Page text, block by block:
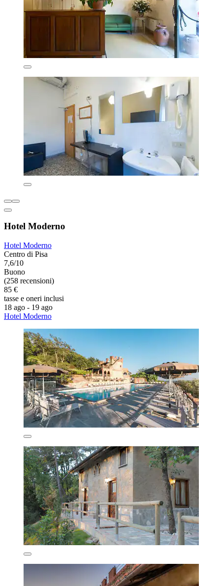
Hotel Moderno
Hotel Moderno
Centro di Pisa
7,6/10
Buono
(258 recensioni)
85 €
tasse e oneri inclusi
18 ago - 19 ago
Hotel Moderno